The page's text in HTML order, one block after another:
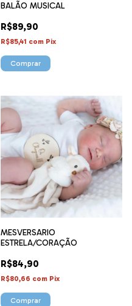
BALÃO MUSICAL
R$89,90
R$85,41 com Pix
Comprar
MESVERSARIO
ESTRELA/CORAÇÃO
R$84,90
R$80,66 com Pix
Comprar